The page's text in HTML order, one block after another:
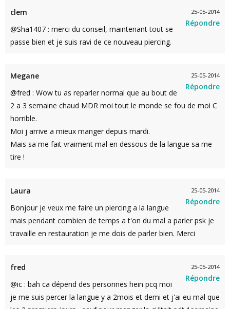
25-05-2014
Répondre
clem
@Sha1407 : merci du conseil, maintenant tout se
passe bien et je suis ravi de ce nouveau piercing.
25-05-2014
Répondre
Megane
@fred : Wow tu as reparler normal que au bout de
2 a 3 semaine chaud MDR moi tout le monde se fou de moi C
horrible.
Moi j arrive a mieux manger depuis mardi.
Mais sa me fait vraiment mal en dessous de la langue sa me
tire !
25-05-2014
Répondre
Laura
Bonjour je veux me faire un piercing a la langue
mais pendant combien de temps a t'on du mal a parler psk je
travaille en restauration je me dois de parler bien. Merci
25-05-2014
Répondre
fred
@ic : bah ca dépend des personnes hein pcq moi
je me suis percer la langue y a 2mois et demi et j'ai eu mal que